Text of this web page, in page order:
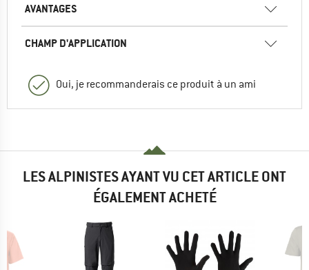
AVANTAGES
CHAMP D'APPLICATION
Oui, je recommanderais ce produit à un ami
LES ALPINISTES AYANT VU CET ARTICLE ONT
ÉGALEMENT ACHETÉ